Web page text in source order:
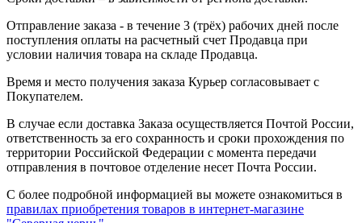
Отправление заказа - в течение 3 (трёх) рабочих дней после
поступления оплаты на расчетный счет Продавца при
условии наличия товара на складе Продавца.
Время и место получения заказа Курьер согласовывает с
Покупателем.
В случае если доставка Заказа осуществляется Почтой России,
ответственность за его сохранность и сроки прохождения по
территории Российской Федерации с момента передачи
отправления в почтовое отделение несет Почта России.
С более подробной информацией вы можете ознакомиться в
правилах приобретения товаров в интернет-магазине